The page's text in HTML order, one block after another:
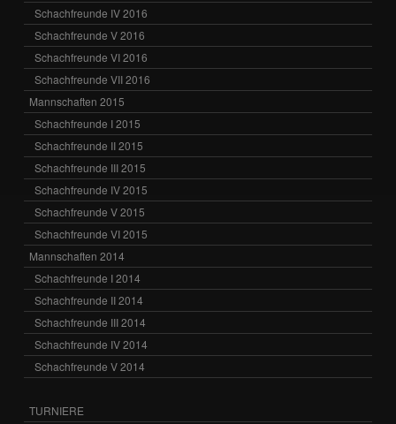
Schachfreunde IV 2016
Schachfreunde V 2016
Schachfreunde VI 2016
Schachfreunde VII 2016
Mannschaften 2015
Schachfreunde I 2015
Schachfreunde II 2015
Schachfreunde III 2015
Schachfreunde IV 2015
Schachfreunde V 2015
Schachfreunde VI 2015
Mannschaften 2014
Schachfreunde I 2014
Schachfreunde II 2014
Schachfreunde III 2014
Schachfreunde IV 2014
Schachfreunde V 2014
TURNIERE